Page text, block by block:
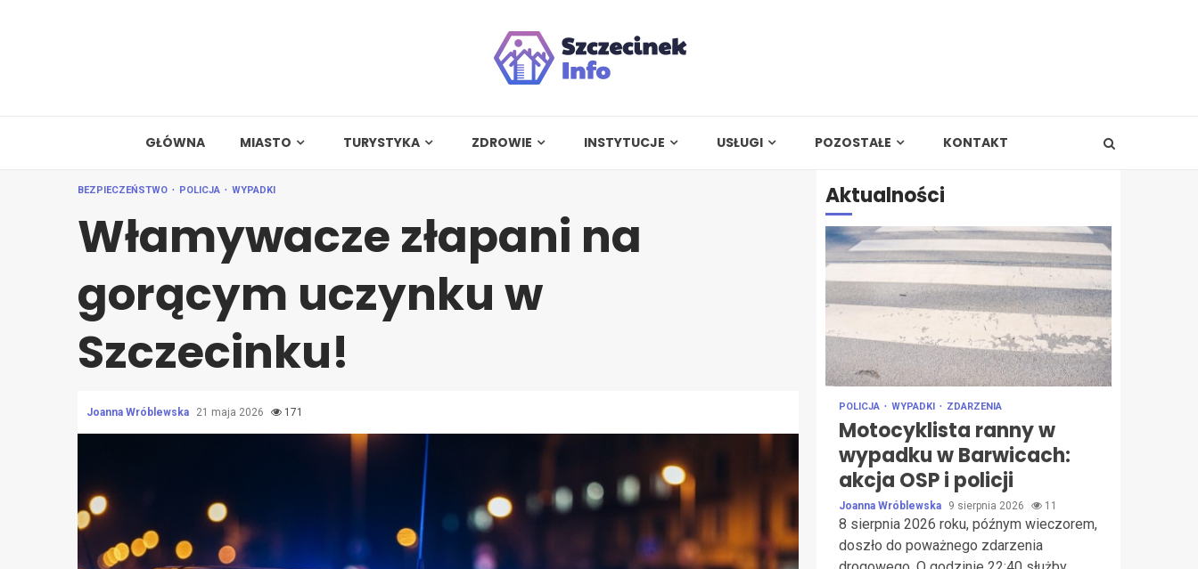
GŁÓWNA MIASTO TURYSTYKA ZDROWIE INSTYTUCJE USŁUGI POZOSTAŁE KONTAKT
BEZPIECZEŃSTWO POLICJA WYPADKI
Włamywacze złapani na
gorącym uczynku w
Szczecinku!
Joanna Wróblewska 21 maja 2026 171
Aktualności
POLICJA WYPADKI ZDARZENIA
Motocyklista ranny w
wypadku w Barwicach:
akcja OSP i policji
Joanna Wróblewska 9 sierpnia 2026 11
8 sierpnia 2026 roku, późnym wieczorem,
doszło do poważnego zdarzenia